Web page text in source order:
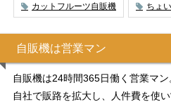
カットフルーツ自販機 ちょ
自販機は営業マン
自販機は24時間365日働く営業マン
自社で販路を拡大し、人件費を使い